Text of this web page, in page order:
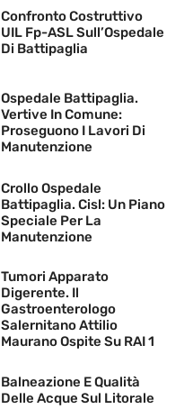
Confronto Costruttivo
UIL Fp-ASL Sull’Ospedale
Di Battipaglia
Ospedale Battipaglia.
Vertive In Comune:
Proseguono I Lavori Di
Manutenzione
Crollo Ospedale
Battipaglia. Cisl: Un Piano
Speciale Per La
Manutenzione
Tumori Apparato
Digerente. Il
Gastroenterologo
Salernitano Attilio
Maurano Ospite Su RAI 1
Balneazione E Qualità
Delle Acque Sul Litorale